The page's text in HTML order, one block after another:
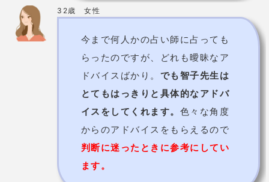
ます。
平川智子先生の基本情報
タロット/西洋占星術
6,050円（40分）～